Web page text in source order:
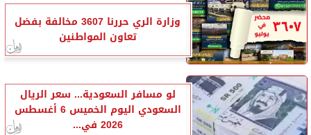
وزارة الري حررنا 3607 مخالفة بفضل
تعاون المواطنين
لو مسافر السعودية... سعر الريال
السعودي اليوم الخميس 6 أغسطس
2026 في...